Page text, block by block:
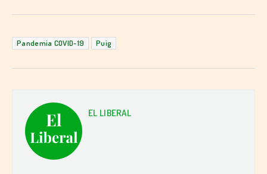
Pandemia COVID-19 Puig
EL LIBERAL